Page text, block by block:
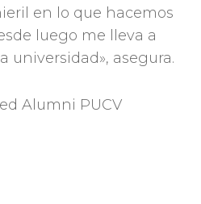
en lo que hacemos
luego me lleva a
universidad», asegura.
Alumni PUCV